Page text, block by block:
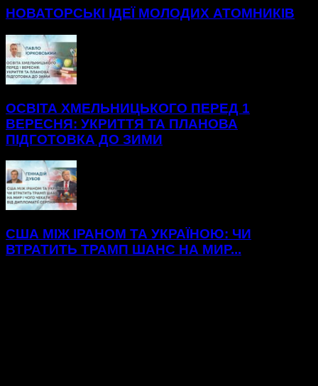
НОВАТОРСЬКІ ІДЕЇ МОЛОДИХ АТОМНИКІВ
ОСВІТА ХМЕЛЬНИЦЬКОГО ПЕРЕД 1
ВЕРЕСНЯ: УКРИТТЯ ТА ПЛАНОВА
ПІДГОТОВКА ДО ЗИМИ
США МІЖ ІРАНОМ ТА УКРАЇНОЮ: ЧИ
ВТРАТИТЬ ТРАМП ШАНС НА МИР...